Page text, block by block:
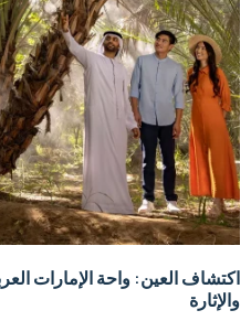
اكتشاف العين: واحة الإمارات
والإثارة